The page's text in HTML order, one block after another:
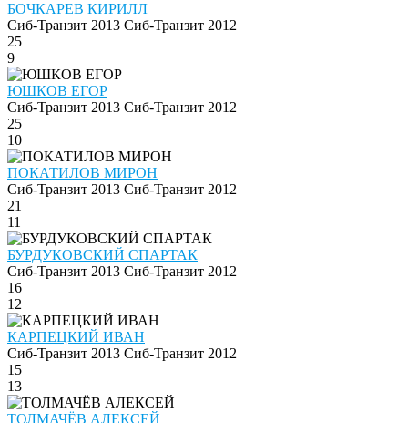
БОЧКАРЕВ КИРИЛЛ
Сиб-Транзит 2013 Сиб-Транзит 2012
25
9
ЮШКОВ ЕГОР
Сиб-Транзит 2013 Сиб-Транзит 2012
25
10
ПОКАТИЛОВ МИРОН
Сиб-Транзит 2013 Сиб-Транзит 2012
21
11
БУРДУКОВСКИЙ СПАРТАК
Сиб-Транзит 2013 Сиб-Транзит 2012
16
12
КАРПЕЦКИЙ ИВАН
Сиб-Транзит 2013 Сиб-Транзит 2012
15
13
ТОЛМАЧЁВ АЛЕКСЕЙ